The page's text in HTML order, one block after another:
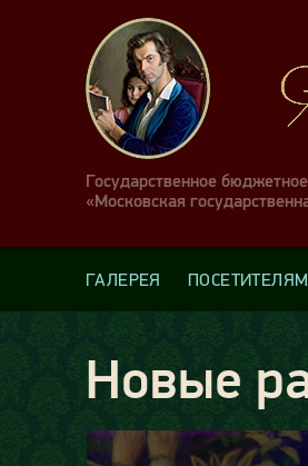
Государственное
«Московская
ГАЛЕРЕЯ ПОСЕТИТЕЛЯМ
Новые